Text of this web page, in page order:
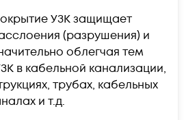
УЗК защищает
(разрушения) и
облегчая тем
в кабельной канализации,
трубах, кабельных
и т.д.